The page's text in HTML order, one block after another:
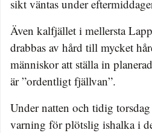
sikt väntas under
Även kalfjället i mellersta
drabbas av hård till mycket
människor att ställa in
är ”ordentligt fjällvan”.
Under natten och tidig
varning för plötslig ishalka i